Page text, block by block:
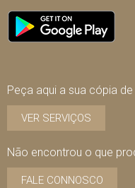
Peça aqui a sua cópia
VER SERVIÇOS
Não encontrou o que
FALE CONNOSCO